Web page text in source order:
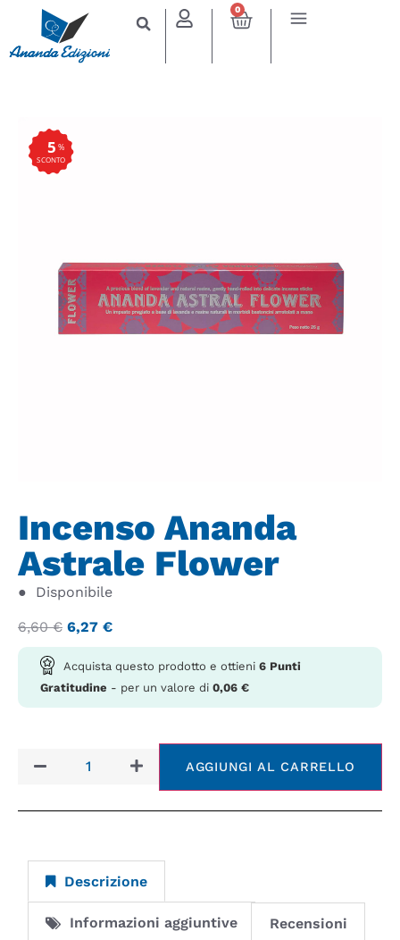
0
Incenso Ananda
Astrale Flower
● Disponibile
6,60€ 6,27 €
Acquista questo prodotto e ottieni 6 Punti
Gratitudine - per un valore di 0,06 €
AGGIUNGI AL CARRELLO
Descrizione
Informazioni aggiuntive Recensioni
%
SCONTO
5